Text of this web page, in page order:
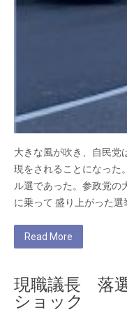
大きな風が吹き、自民党
現をされることになった
ル選であった。参政党の
に乗って 盛り上がった選
Read More
現職議長 落
ショック